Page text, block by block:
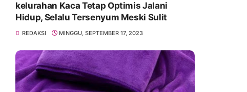
kelurahan Kaca Tetap Optimis Jalani
Hidup, Selalu Tersenyum Meski Sulit
REDAKSI MINGGU, SEPTEMBER 17, 2023